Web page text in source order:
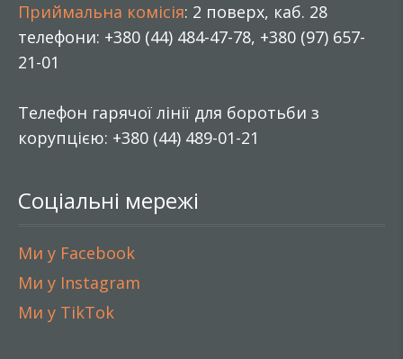
Приймальна комісія: 2 поверх, каб. 28
телефони: +380 (44) 484-47-78, +380 (97) 657-
21-01
Телефон гарячої лінії для боротьби з
корупцією: +380 (44) 489-01-21
Соціальні мережі
Ми у Facebook
Ми у Instagram
Ми у TikTok